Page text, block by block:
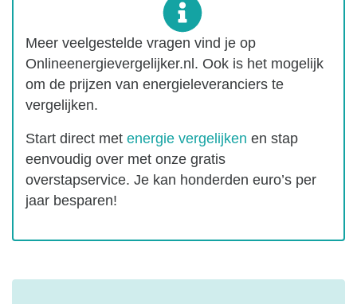
Meer veelgestelde vragen vind je op
Onlineenergievergelijker.nl. Ook is het mogelijk
om de prijzen van energieleveranciers te
vergelijken.
Start direct met energie vergelijken en stap
eenvoudig over met onze gratis
overstapservice. Je kan honderden euro’s per
jaar besparen!